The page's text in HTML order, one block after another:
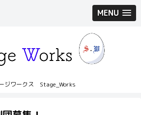
MENU
ジワークス Stage_Works